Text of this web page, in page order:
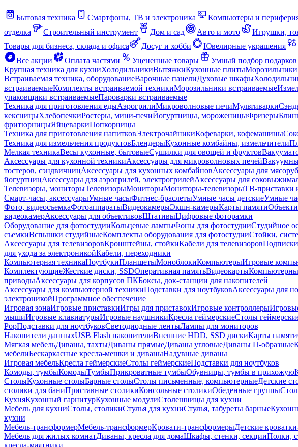
Бытовая техника Смартфоны, ТВ и электроника Компьютеры и
отделка
Строительный инструмент Дом и сад Авто и мото Игрушки,
Товары для бизнеса, склада и офиса
Досуг и хобби Ювелирные украшения
Все акции
Оплата частями Уцененные товары Умный подбор подарков
Крупная техника для кухниХолодильникиВытяжкиКухонные плитыМорозильники
Встраиваемая техника, оборудованиеВарочные панелиДуховые шкафы
встраиваемыеКомплекты встраиваемой техникиМорозильники встраиваемые
упаковщики встраиваемыеПароварки встраиваемые
Техника для приготовления едыАэрогрилиМикроволновые печиМультиварки
кексницыХлебопечкиРостеры, мини-печиЙогуртницы, мороженицыФризеры
фритюрницыЯйцеваркиПопкорницы
Техника для приготовления напитковЭлектрочайникиКофеварки, кофемашины
Техника для измельчения продуктовБлендерыКухонные комбайны, измельчители
Мелкая техникаВесы кухонные, бытовыеСушилки для овощей и фруктов
Аксессуары для кухонной техникиАксессуары для микроволновых печей
тостеров, сэндвичницАксессуары для кухонных комбайновАксессуары для
йогуртницАксессуары для аэрогрилей, электрогрилейАксессуары для
Телевизоры, мониторыТелевизорыМониторыМониторы-телевизорыТВ-приставки
Смарт-часы, аксессуарыУмные часыФитнес-браслетыУмные часы детскиеУмные
Фото, видеосъемкаФотоаппаратыВидеокамерыЭкшн-камерыКарты памяти
видеокамерАксессуары для объективовШтативыЦифровые фоторамки
Оборудование для фотостудииКольцевые лампыФоны для фотостудииСтудийное
съемкиВспышки студийныеКомплекты оборудования для фотостудииСтойки,
Аксессуары для телевизоровКронштейны, стойкиКабели для телевизоров
для ухода за электроникойКабели, переходники
Компьютерная техникаНоутбукиПланшетыМоноблокиКомпьютерыИгровые
КомплектующиеЖесткие диски, SSDОперативная памятьВидеокарты
приводыАксессуары для корпусов ПКБоксы, док-станции для накопителей
Аксессуары для компьютерной техникиПодставки для ноутбуковАксессуары для
электроникойПрограммное обеспечение
Игровая зонаИгровые приставкиИгры для приставокИгровые контроллеры
мышиИгровые клавиатурыИгровые наушникиКресла геймерскиеСтолы
PopПодставки для ноутбуковСветодиодные лентыЛампы для мониторов
Накопители данныхUSB Flash накопителиВнешние HDD, SSD дискиКарты памяти
Мягкая мебельДиваны, тахтыДиваны прямыеДиваны угловыеДиваны П-образные
мебелиБескаркасные кресла-мешки и диваныНадувные диваны
Игровая мебельКресла геймерскиеСтолы геймерскиеПодставки для ноутбуков
Комоды, тумбыКомодыТумбыПрикроватные тумбыОбувницы, тумбы в прихожую
СтолыКухонные столыБарные столыСтолы письменные, компьютерныеДетские
столики для баниПриставные столикиКонсольные столикиОбеденные группы
КухняКухонный гарнитурКухонные модулиСтолешницы для кухни
Мебель для кухниСтолы, столикиСтулья для кухниСтулья, табуреты барные
кухни
Мебель-трансформерМебель-трансформерКровати-трансформерыДетские
Мебель для жилых комнатДиваны, кресла для домаШкафы, стенки, секцииПолки,
кресла-маятники